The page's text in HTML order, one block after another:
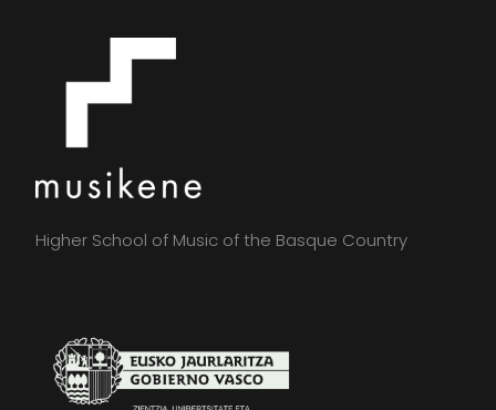
Higher School of Music of the Basque Country